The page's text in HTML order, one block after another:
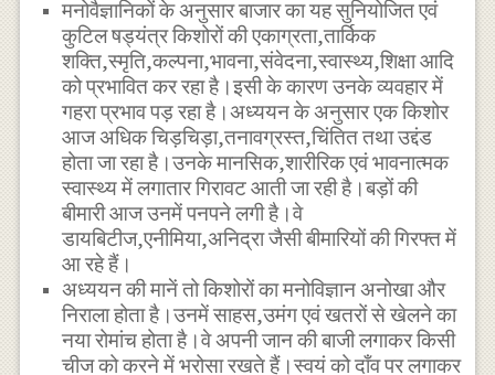
मनोवैज्ञानिकों के अनुसार बाजार का यह सुनियोजित एवं
कुटिल षड्यंत्र किशोरों की एकाग्रता,तार्किक
शक्ति,स्मृति,कल्पना,भावना,संवेदना,स्वास्थ्य,शिक्षा आदि
को प्रभावित कर रहा है।इसी के कारण उनके व्यवहार में
गहरा प्रभाव पड़ रहा है।अध्ययन के अनुसार एक किशोर
आज अधिक चिड़चिड़ा,तनावग्रस्त,चिंतित तथा उद्दंड
होता जा रहा है।उनके मानसिक,शारीरिक एवं भावनात्मक
स्वास्थ्य में लगातार गिरावट आती जा रही है।बड़ों की
बीमारी आज उनमें पनपने लगी है।वे
डायबिटीज,एनीमिया,अनिद्रा जैसी बीमारियों की गिरफ्त में
आ रहे हैं।
अध्ययन की मानें तो किशोरों का मनोविज्ञान अनोखा और
निराला होता है।उनमें साहस,उमंग एवं खतरों से खेलने का
नया रोमांच होता है।वे अपनी जान की बाजी लगाकर किसी
चीज को करने में भरोसा रखते हैं।स्वयं को दाँव पर लगाकर